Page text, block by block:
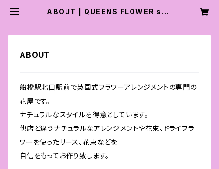
ABOUT | QUEENS FLOWER sho
ABOUT
船橋駅北口駅前で英国式フラワーアレンジメントの専門の
花屋です。
ナチュラルなスタイルを得意としています。
他店と違うナチュラルなアレンジメントや花束、ドライフラ
ワーを使ったリース、花束などを
自信をもってお作り致します。